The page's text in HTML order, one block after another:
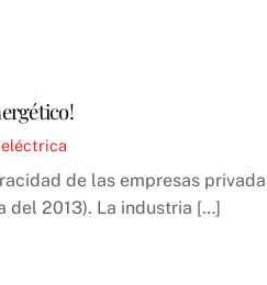
de las empresas
del 2013). La industria […]